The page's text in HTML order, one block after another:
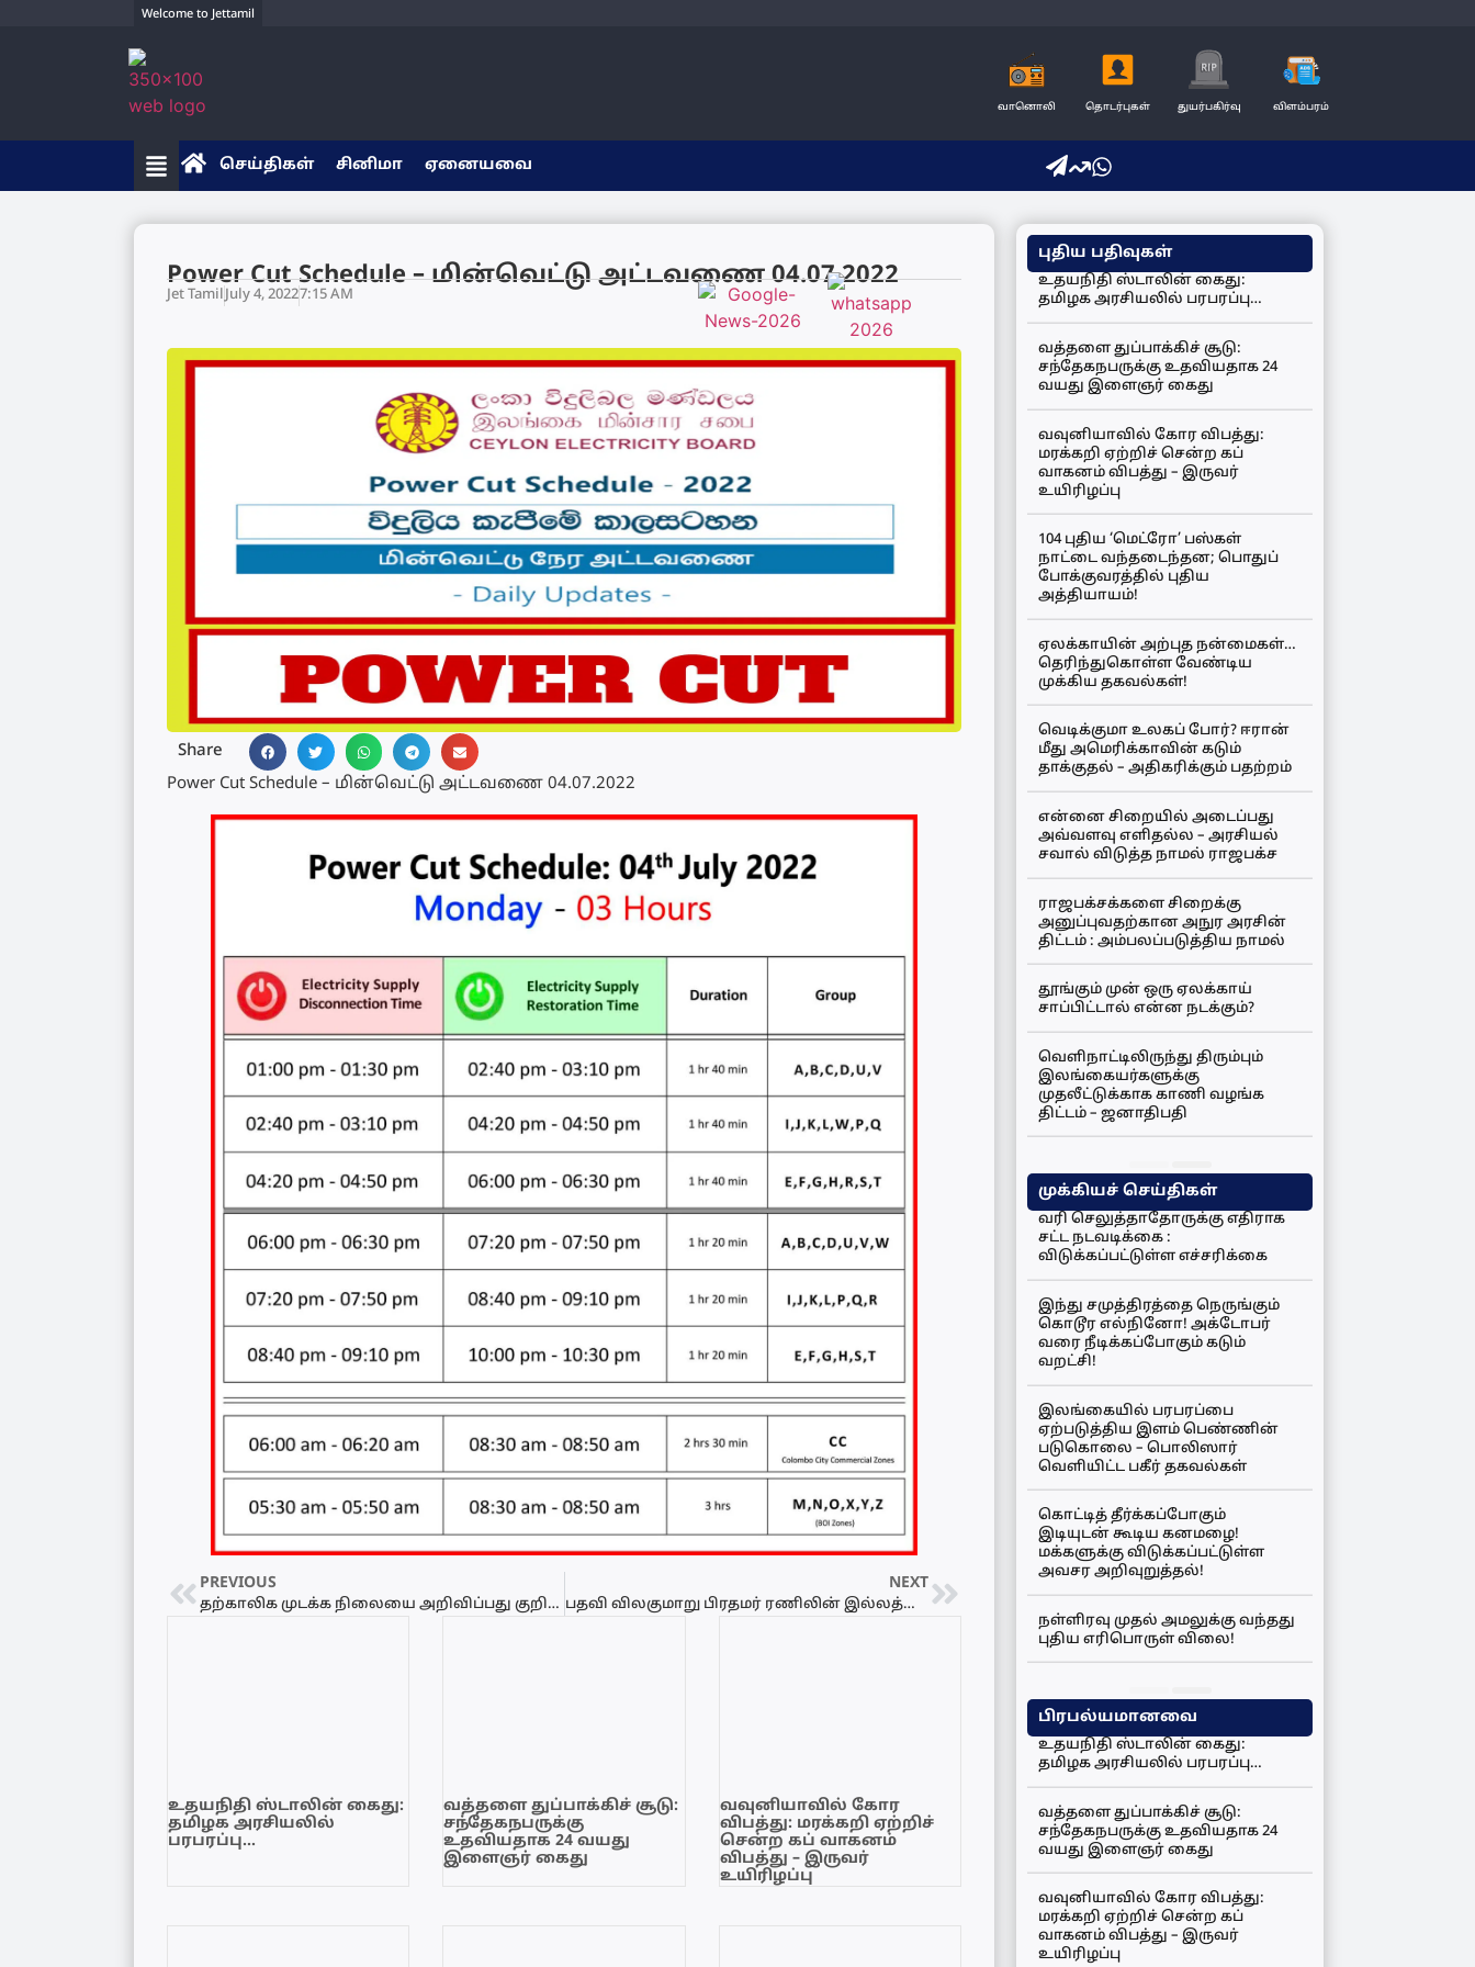
Welcome to Jettamil
வானொலி தொடர்புகள் துயர்பகிர்வு விளம்பரம்
செய்திகள் சினிமா ஏனையவை
Power Cut Schedule – மின்வெட்டு அட்டவணை 04.07.2022
Jet TamilJuly 4, 20227:15 AM
Share
Power Cut Schedule – மின்வெட்டு அட்டவணை 04.07.2022
PREVIOUS
தற்காலிக முடக்க நிலையை அறிவிப்பது குறித்து அரசாங்கம் ஆலோசனை
NEXT
பதவி விலகுமாறு பிரதமர் ரணிலின் இல்லத்தை முற்றுகையிட்டு போராட்டம்
உதயநிதி ஸ்டாலின் கைது:
தமிழக அரசியலில்
பரபரப்பு…
வத்தளை துப்பாக்கிச் சூடு:
சந்தேகநபருக்கு
உதவியதாக 24 வயது
இளைஞர் கைது
வவுனியாவில் கோர
விபத்து: மரக்கறி ஏற்றிச்
சென்ற கப் வாகனம்
விபத்து – இருவர்
உயிரிழப்பு
புதிய பதிவுகள்
உதயநிதி ஸ்டாலின் கைது:
தமிழக அரசியலில் பரபரப்பு…
வத்தளை துப்பாக்கிச் சூடு:
சந்தேகநபருக்கு உதவியதாக 24
வயது இளைஞர் கைது
வவுனியாவில் கோர விபத்து:
மரக்கறி ஏற்றிச் சென்ற கப்
வாகனம் விபத்து – இருவர்
உயிரிழப்பு
104 புதிய ‘மெட்ரோ’ பஸ்கள்
நாட்டை வந்தடைந்தன; பொதுப்
போக்குவரத்தில் புதிய
அத்தியாயம்!
ஏலக்காயின் அற்புத நன்மைகள்…
தெரிந்துகொள்ள வேண்டிய
முக்கிய தகவல்கள்!
வெடிக்குமா உலகப் போர்? ஈரான்
மீது அமெரிக்காவின் கடும்
தாக்குதல் – அதிகரிக்கும் பதற்றம்
என்னை சிறையில் அடைப்பது
அவ்வளவு எளிதல்ல – அரசியல்
சவால் விடுத்த நாமல் ராஜபக்ச
ராஜபக்சக்களை சிறைக்கு
அனுப்புவதற்கான அநுர அரசின்
திட்டம் : அம்பலப்படுத்திய நாமல்
தூங்கும் முன் ஒரு ஏலக்காய்
சாப்பிட்டால் என்ன நடக்கும்?
வெளிநாட்டிலிருந்து திரும்பும்
இலங்கையர்களுக்கு
முதலீட்டுக்காக காணி வழங்க
திட்டம் – ஜனாதிபதி
முக்கியச் செய்திகள்
வரி செலுத்தாதோருக்கு எதிராக
சட்ட நடவடிக்கை :
விடுக்கப்பட்டுள்ள எச்சரிக்கை
இந்து சமுத்திரத்தை நெருங்கும்
கொடூர எல்நினோ! அக்டோபர்
வரை நீடிக்கப்போகும் கடும்
வறட்சி!
இலங்கையில் பரபரப்பை
ஏற்படுத்திய இளம் பெண்ணின்
படுகொலை – பொலிஸார்
வெளியிட்ட பகீர் தகவல்கள்
கொட்டித் தீர்க்கப்போகும்
இடியுடன் கூடிய கனமழை!
மக்களுக்கு விடுக்கப்பட்டுள்ள
அவசர அறிவுறுத்தல்!
நள்ளிரவு முதல் அமலுக்கு வந்தது
புதிய எரிபொருள் விலை!
பிரபல்யமானவை
உதயநிதி ஸ்டாலின் கைது:
தமிழக அரசியலில் பரபரப்பு…
வத்தளை துப்பாக்கிச் சூடு:
சந்தேகநபருக்கு உதவியதாக 24
வயது இளைஞர் கைது
வவுனியாவில் கோர விபத்து:
மரக்கறி ஏற்றிச் சென்ற கப்
வாகனம் விபத்து – இருவர்
உயிரிழப்பு